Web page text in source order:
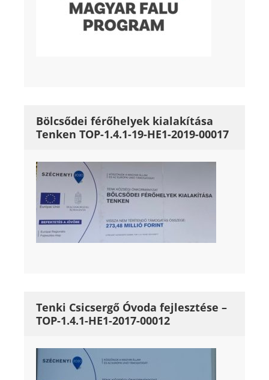
Bölcsődei férőhelyek kialakítása
Tenken TOP-1.4.1-19-HE1-2019-00017
Tenki Csicsergő Óvoda fejlesztése –
TOP-1.4.1-HE1-2017-00012